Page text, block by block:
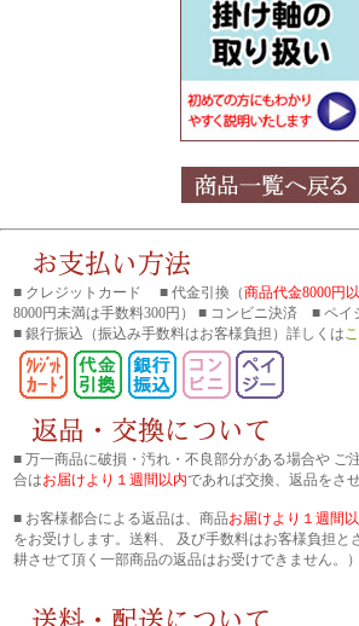
■ クレジットカード ■ 代金引換（商品代金8000円
8000円未満は手数料300円） ■ コンビニ決済 ■ ペイ
■ 銀行振込 （振込み手数料はお客様負担）詳しくは
■ 万一商品に破損・汚れ・不良部分がある場合や ご
合はお届けより１週間以内であれば交換、返品をさ
■ お客様都合による返品は、商品お届けより１週間
をお受けします。送料、 及び手数料はお客様負担と
耕させて頂く一部商品の返品はお受けできません。）